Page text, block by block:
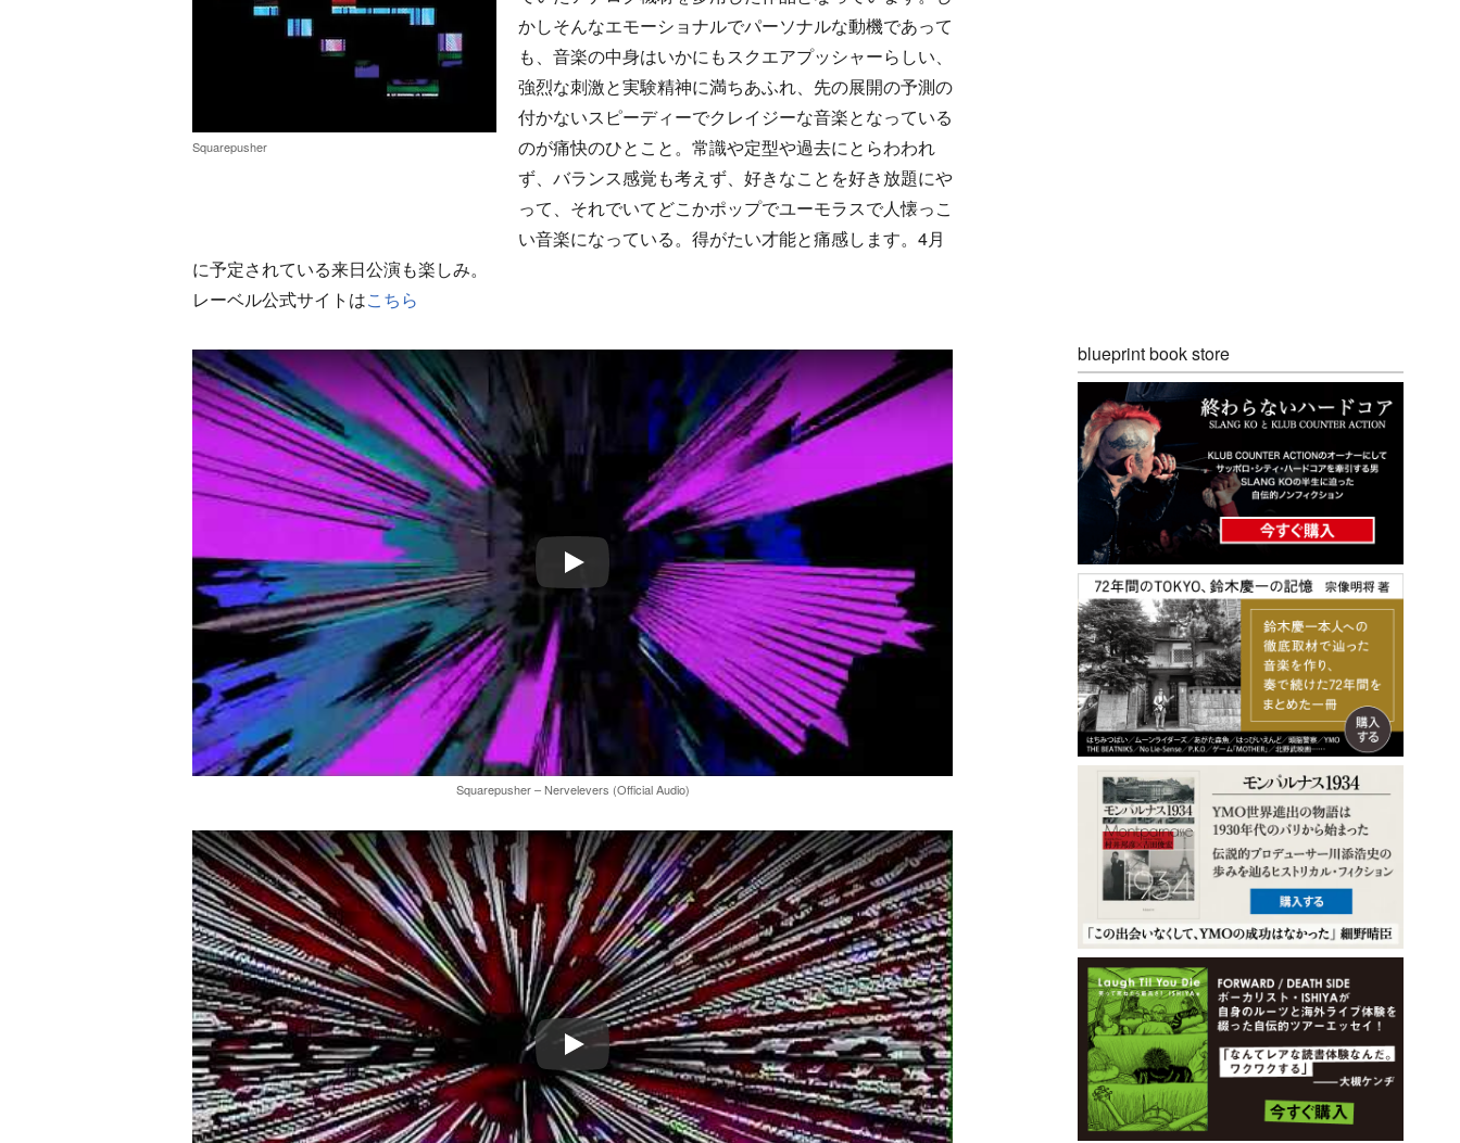
Squarepusher
かしそんなエモーショナルでパーソナルな動機であって
も、音楽の中身はいかにもスクエアプッシャーらしい、
強烈な刺激と実験精神に満ちあふれ、先の展開の予測の
付かないスピーディーでクレイジーな音楽となっている
のが痛快のひとこと。常識や定型や過去にとらわわれ
ず、バランス感覚も考えず、好きなことを好き放題にや
って、それでいてどこかポップでユーモラスで人懐っこ
い音楽になっている。得がたい才能と痛感します。4月
に予定されている来日公演も楽しみ。
レーベル公式サイトはこちら
Squarepusher – Nervelevers (Official Audio)
blueprint book store